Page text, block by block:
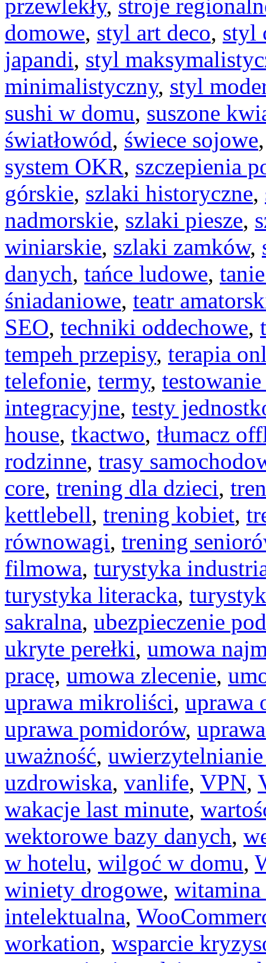
przewlekły, stroje
domowe, styl art deco, styl
japandi, styl
minimalistyczny, styl
sushi w domu, suszone
światłowód, świece sojowe
system OKR, szczepienia
górskie, szlaki historyczne,
nadmorskie, szlaki piesze,
winiarskie, szlaki zamków,
danych, tańce ludowe,
śniadaniowe, teatr
SEO, techniki oddechowe,
tempeh przepisy, terapia
telefonie, termy,
integracyjne, testy
house, tkactwo, tłumacz
rodzinne, trasy
core, trening dla dzieci,
kettlebell, trening kobiet,
równowagi, trening
filmowa, turystyka
turystyka literacka,
sakralna, ubezpieczenie
ukryte perełki, umowa
pracę, umowa zlecenie,
uprawa mikroliści, uprawa
uprawa pomidorów,
uważność,
uzdrowiska, vanlife, VPN,
wakacje last minute,
wektorowe bazy danych,
w hotelu, wilgoć w domu,
winiety drogowe,
intelektualna,
workation, wsparcie